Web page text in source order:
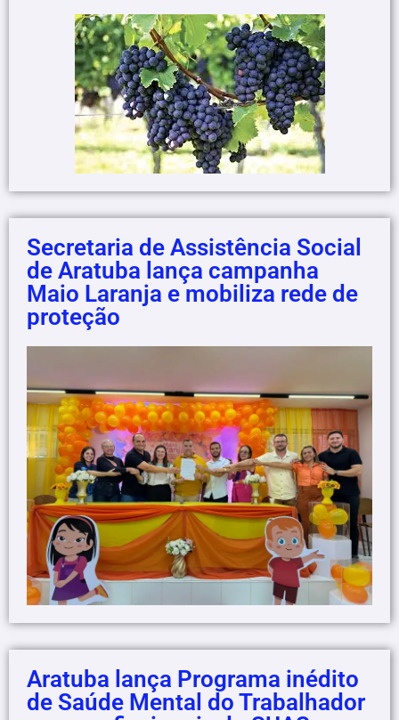
Secretaria de Assistência Social
de Aratuba lança campanha
Maio Laranja e mobiliza rede de
proteção
Aratuba lança Programa inédito
de Saúde Mental do Trabalhador